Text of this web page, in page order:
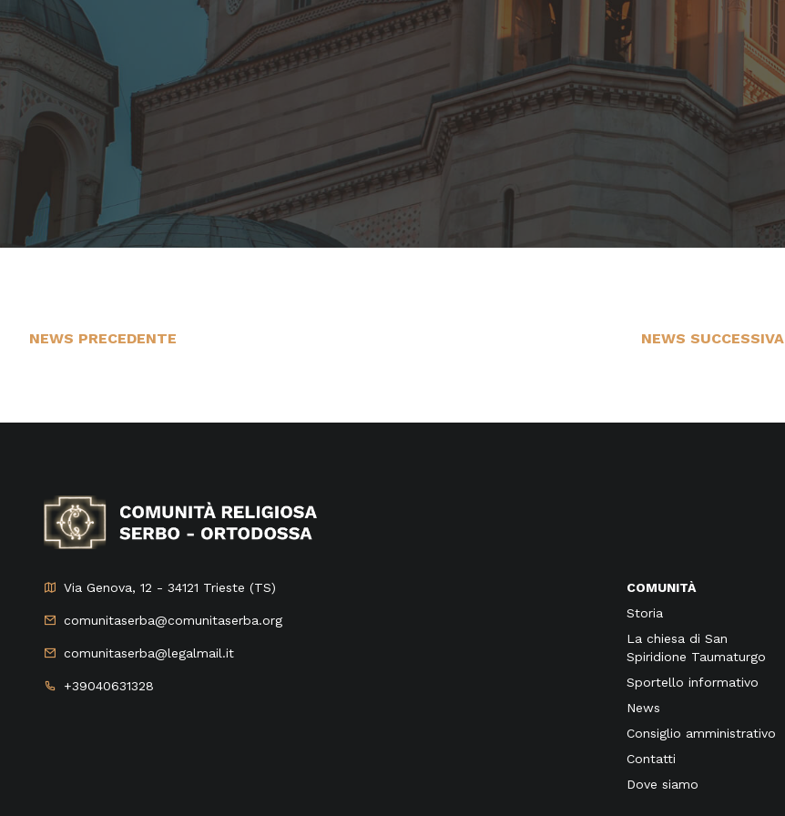
NEWS PRECEDENTE NEWS SUCCESSIVA
Via Genova, 12 - 34121 Trieste (TS)
comunitaserba@comunitaserba.org
comunitaserba@legalmail.it
+39040631328
COMUNITÀ
Storia
La chiesa di San
Spiridione Taumaturgo
Sportello informativo
News
Consiglio amministrativo
Contatti
Dove siamo